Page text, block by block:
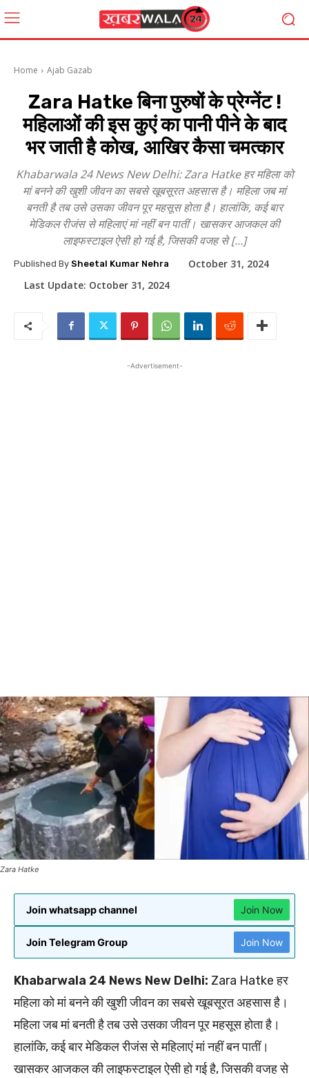
Home Ajab Gazab
Zara Hatke बिना पुरुषों के प्रेग्नेंट !
महिलाओं की इस कुएं का पानी पीने के बाद
भर जाती है कोख, आखिर कैसा चमत्कार
Khabarwala 24 News New Delhi: Zara Hatke हर महिला को
मां बनने की खुशी जीवन का सबसे खूबसूरत अहसास है। महिला जब मां
बनती है तब उसे उसका जीवन पूर महसूस होता है। हालांकि, कई बार
मेडिकल रीजंस से महिलाएं मां नहीं बन पातीं। खासकर आजकल की
लाइफस्टाइल ऐसी हो गई है, जिसकी वजह से […]
Published By Sheetal Kumar Nehra
October 31, 2024
Last Update: October 31, 2024
-Advertisement-
Zara Hatke
Join whatsapp channel Join Now
Join Telegram Group Join Now
Khabarwala 24 News New Delhi: Zara Hatke हर
महिला को मां बनने की खुशी जीवन का सबसे खूबसूरत अहसास है।
महिला जब मां बनती है तब उसे उसका जीवन पूर महसूस होता है।
हालांकि, कई बार मेडिकल रीजंस से महिलाएं मां नहीं बन पातीं।
खासकर आजकल की लाइफस्टाइल ऐसी हो गई है, जिसकी वजह से